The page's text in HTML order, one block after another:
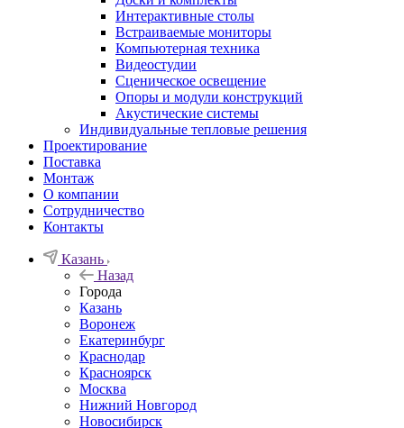
Интерактивные столы
Встраиваемые мониторы
Компьютерная техника
Видеостудии
Cценическое освещение
Опоры и модули конструкций
Акустические системы
Индивидуальные тепловые решения
Проектирование
Поставка
Монтаж
О компании
Сотрудничество
Контакты
Казань
Назад
Города
Казань
Воронеж
Екатеринбург
Краснодар
Красноярск
Москва
Нижний Новгород
Новосибирск